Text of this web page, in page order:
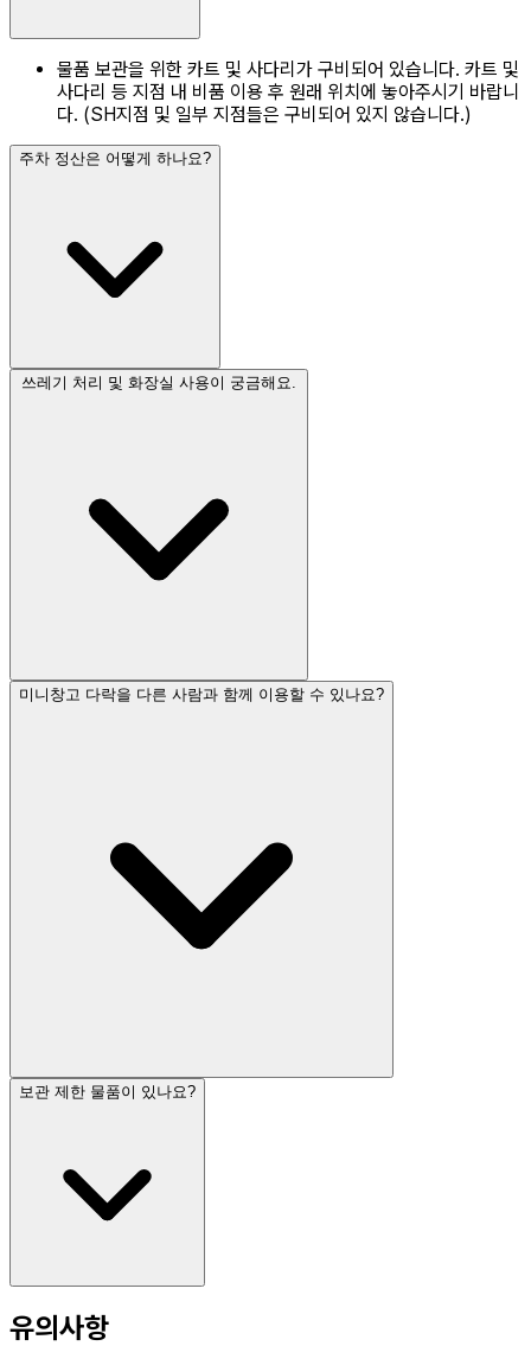
물품 보관을 위한 카트 및 사다리가 구비되어 있습니다. 카트 및
사다리 등 지점 내 비품 이용 후 원래 위치에 놓아주시기 바랍니
다. (SH지점 및 일부 지점들은 구비되어 있지 않습니다.)
주차 정산은 어떻게 하나요?
미니창고 다락을 다른 사람과 함께 이용할 수 있나요?
보관 제한 물품이 있나요?
유의사항